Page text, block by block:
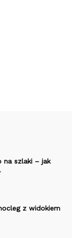
na szlaki – jak
z widokiem